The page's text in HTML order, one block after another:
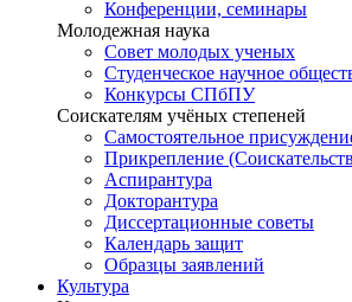
Конференции, семинары
Молодежная наука
Совет молодых ученых
Студенческое научное
Конкурсы СПбПУ
Соискателям учёных степеней
Самостоятельное
Прикрепление
Аспирантура
Докторантура
Диссертационные советы
Календарь защит
Образцы заявлений
Культура